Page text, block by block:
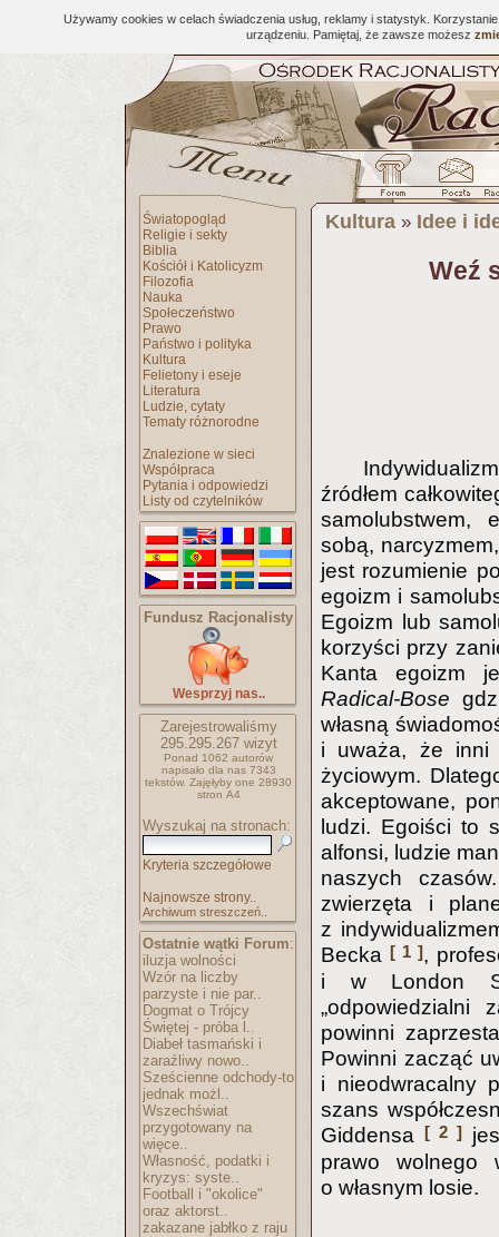
Używamy cookies w celach świadczenia usług, reklamy i statystyk.
urządzeniu. Pamiętaj, że zawsze możesz
Światopogląd
Religie i sekty
Biblia
Kościół i Katolicyzm
Filozofia
Nauka
Społeczeństwo
Prawo
Państwo i polityka
Kultura
Felietony i eseje
Literatura
Ludzie, cytaty
Tematy różnorodne
Znalezione w sieci
Współpraca
Pytania i odpowiedzi
Listy od czytelników
Fundusz Racjonalisty
Wesprzyj nas..
Zarejestrowaliśmy
295.295.267wizyt
Ponad 1062 autorów
napisało dla nas 7343
tekstów. Zajęłyby one 28930
stron A4
Wyszukaj na stronach:
Kryteria szczegółowe
Najnowsze strony..
Archiwum streszczeń..
Ostatnie wątki Forum:
iluzja wolności
Wzór na liczby
parzyste i nie par..
Dogmat o Trójcy
Świętej - próba l..
Diabeł tasmański i
zaraźliwy nowo..
Sześcienne odchody-to
jednak możl..
Wszechświat
przygotowany na
więce..
Własność, podatki i
kryzys: syste..
Football i "okolice"
oraz aktorst..
zakazane jabłko z raju
Kultura » Idee i
Weź
źródłem
samolubstwem,
sobą,
jest rozumienie
egoizm i
Egoizm lub
korzyści przy
Kanta egoizm
Radical-Bose
własną
i uważa, że inni
życiowym.
akceptowane,
ludzi. Egoiści to
alfonsi, ludzie
naszych
zwierzęta i
z
Becka [ 1 ],
i w London
„odpowiedzialni
powinni
Powinni zacząć
i nieodwracalny
szans
Giddensa
[ 2 ]
prawo wolnego
o własnym losie.